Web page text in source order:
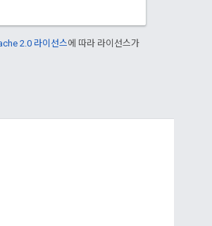
2.0 라이선스에 따라 라이선스가